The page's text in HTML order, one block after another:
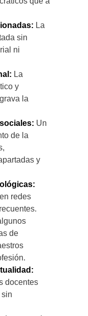
La
sin
ni
La
y
la
Un
de la
y
redes
de
docentes